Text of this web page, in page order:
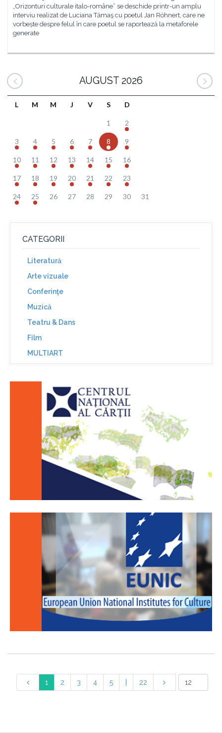
„Orizonturi culturale italo-române” se deschide printr-un amplu
interviu realizat de Luciana Tămaş cu poetul Jan Röhnert, care ne
vorbește despre felul în care poetul se raportează la metaforele
generate
AUGUST 2026
L M M J V S D
1 2
3 4 5 6 7 8 9
10 11 12 13 14 15 16
17 18 19 20 21 22 23
24 25 26 27 28 29 30 31
CATEGORII
Literatură
Arte vizuale
Conferinţe
Muzică
Teatru & Dans
Film
MULTIART
1 2 3 4 5 22